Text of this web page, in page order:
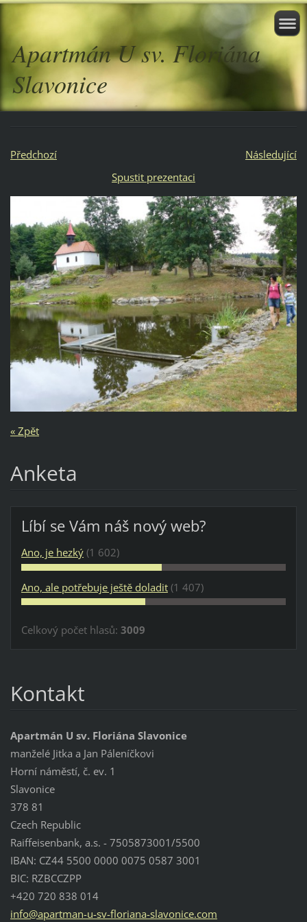
Apartmán U sv. Floriána
Slavonice
Předchozí
Následující
Spustit prezentaci
« Zpět
Anketa
Líbí se Vám náš nový web?
Ano, je hezký (1 602)
Ano, ale potřebuje ještě doladit (1 407)
Celkový počet hlasů: 3009
Kontakt
Apartmán U sv. Floriána Slavonice
manželé Jitka a Jan Páleníčkovi
Horní náměstí, č. ev. 1
Slavonice
378 81
Czech Republic
Raiffeisenbank, a.s. - 7505873001/5500
IBAN: CZ44 5500 0000 0075 0587 3001
BIC: RZBCCZPP
+420 720 838 014
info@apartman-u-sv-floriana-slavonice.com